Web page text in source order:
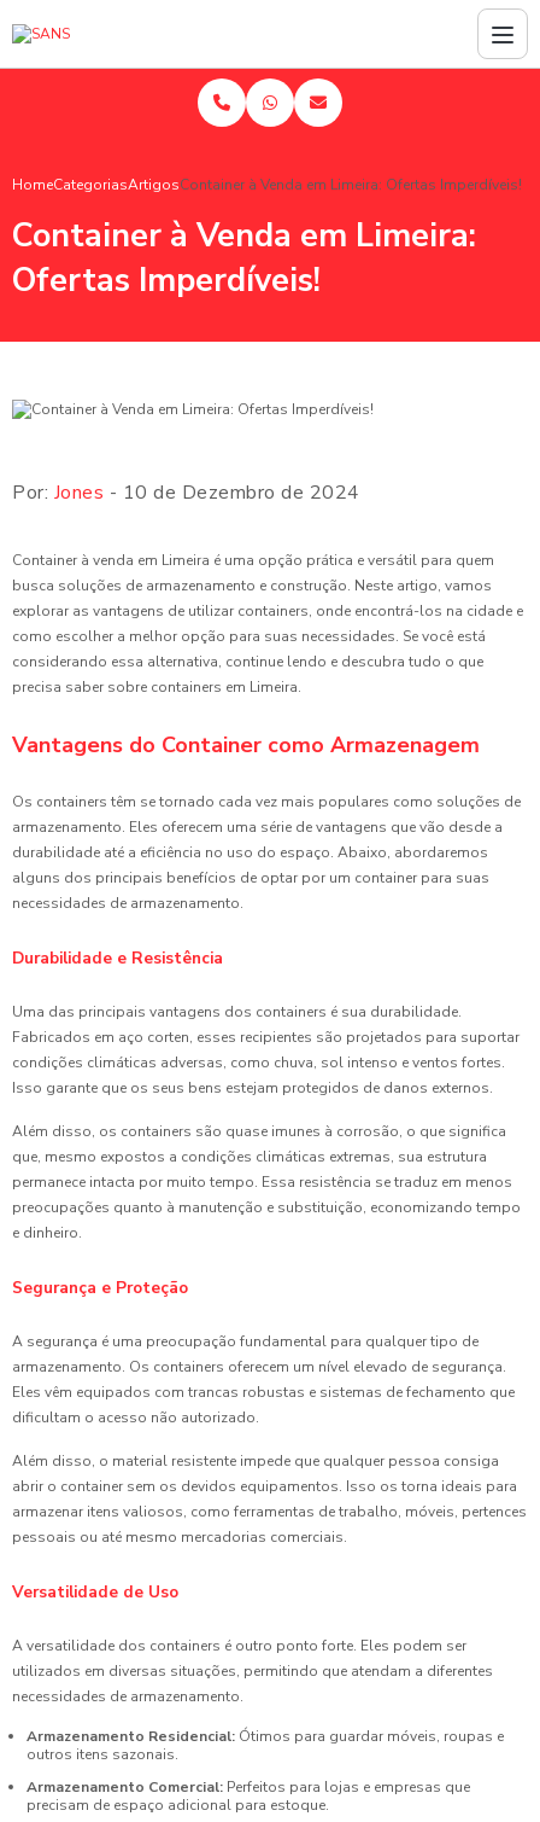
HomeCategoriasArtigosContainer à Venda em Limeira: Ofertas Imperdíveis!
Container à Venda em Limeira:
Ofertas Imperdíveis!
Por: Jones - 10 de Dezembro de 2024
Container à venda em Limeira é uma opção prática e versátil para quem
busca soluções de armazenamento e construção. Neste artigo, vamos
explorar as vantagens de utilizar containers, onde encontrá-los na cidade e
como escolher a melhor opção para suas necessidades. Se você está
considerando essa alternativa, continue lendo e descubra tudo o que
precisa saber sobre containers em Limeira.
Vantagens do Container como Armazenagem
Os containers têm se tornado cada vez mais populares como soluções de
armazenamento. Eles oferecem uma série de vantagens que vão desde a
durabilidade até a eficiência no uso do espaço. Abaixo, abordaremos
alguns dos principais benefícios de optar por um container para suas
necessidades de armazenamento.
Durabilidade e Resistência
Uma das principais vantagens dos containers é sua durabilidade.
Fabricados em aço corten, esses recipientes são projetados para suportar
condições climáticas adversas, como chuva, sol intenso e ventos fortes.
Isso garante que os seus bens estejam protegidos de danos externos.
Além disso, os containers são quase imunes à corrosão, o que significa
que, mesmo expostos a condições climáticas extremas, sua estrutura
permanece intacta por muito tempo. Essa resistência se traduz em menos
preocupações quanto à manutenção e substituição, economizando tempo
e dinheiro.
Segurança e Proteção
A segurança é uma preocupação fundamental para qualquer tipo de
armazenamento. Os containers oferecem um nível elevado de segurança.
Eles vêm equipados com trancas robustas e sistemas de fechamento que
dificultam o acesso não autorizado.
Além disso, o material resistente impede que qualquer pessoa consiga
abrir o container sem os devidos equipamentos. Isso os torna ideais para
armazenar itens valiosos, como ferramentas de trabalho, móveis, pertences
pessoais ou até mesmo mercadorias comerciais.
Versatilidade de Uso
A versatilidade dos containers é outro ponto forte. Eles podem ser
utilizados em diversas situações, permitindo que atendam a diferentes
necessidades de armazenamento.
Armazenamento Residencial: Ótimos para guardar móveis, roupas e
outros itens sazonais.
Armazenamento Comercial: Perfeitos para lojas e empresas que
precisam de espaço adicional para estoque.